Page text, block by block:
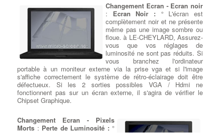
majeurs par rapport à son
prédécesseur Intel, qui se situe
au plus haut niveau des
spécifications. à LE-CHEYLARD : C'est dans la moyenne où le
lac Kaby semble le plus bénéfique, ce qui laisse la porte
légèrement entrouverte pour AMD au niveau des passionnés.
Changement Ecran - Ecran noir
: Ecran Noir : ° L'écran est
complètement noir et ne présente
même pas une image sombre ou
floue. à LE-CHEYLARD, Assurez-
vous que vos réglages de
luminosité ne sont pas réduits. Si
vous branchez l'ordinateur
portable à un moniteur externe via la prise vga et si l'image
s'affiche correctement le système de rétro-éclairage doit être
défectueux. Si les 2 sorties possibles VGA / Hdmi ne
fonctionnent pas sur un écran externe, il s'agira de vérifier le
Chipset Graphique.
Changement Ecran - Pixels
Morts : Perte de Luminosité : °